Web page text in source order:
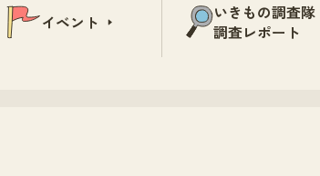
イベント
いきもの調査隊
調査レポート